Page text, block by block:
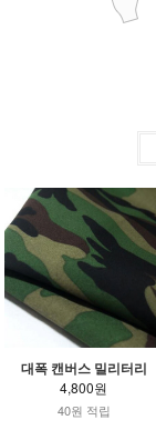
대폭 캔버스 밀리터리
4,800원
40원 적립